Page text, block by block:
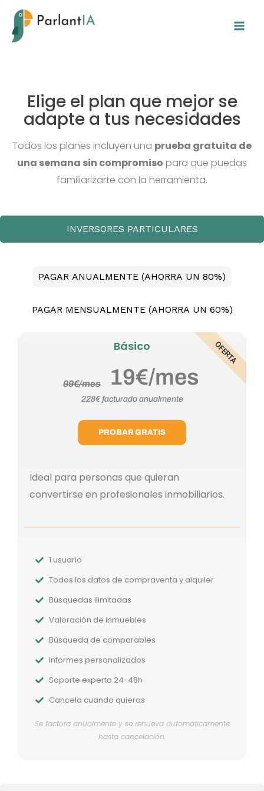
contenido
Elige el plan que mejor se
adapte a tus necesidades
Todos los planes incluyen una prueba gratuita de
una semana sin compromiso para que puedas
familiarizarte con la herramienta.
INVERSORES PARTICULARES
PAGAR ANUALMENTE (AHORRA UN 80%)
PAGAR MENSUALMENTE (AHORRA UN 60%)
Básico
99€/mes 19€/mes
228€ facturado anualmente
PROBAR GRATIS
OFERTA
Ideal para personas que quieran
convertirse en profesionales inmobiliarios.
1 usuario
Todos los datos de compraventa y alquiler
Búsquedas ilimitadas
Valoración de inmuebles
Búsqueda de comparables
Informes personalizados
Soporte experto 24-48h
Cancela cuando quieras
Se factura anualmente y se renueva automáticamente
hasta cancelación.